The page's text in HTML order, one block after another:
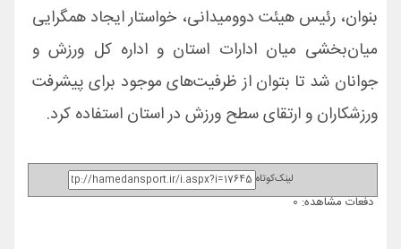
بنوان، رئیس هیئت دوومیدانی، خواستار ایجاد همگرایی
میان‌بخشی میان ادارات استان و اداره کل ورزش و
جوانان شد تا بتوان از ظرفیت‌های موجود برای پیشرفت
ورزشکاران و ارتقای سطح ورزش در استان استفاده کرد.
لینک‌کوتاه
دفعات مشاهده: 0